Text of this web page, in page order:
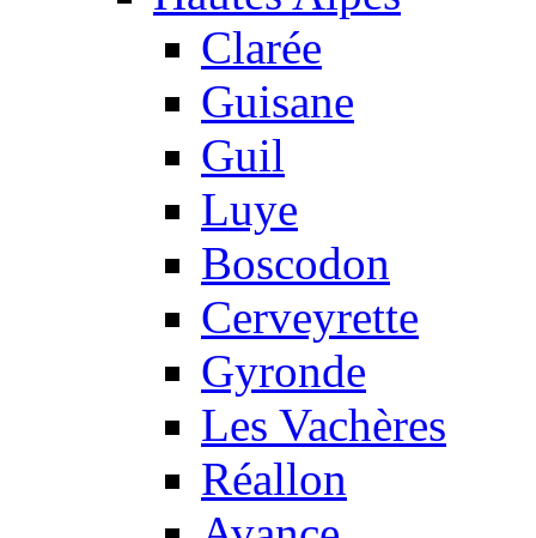
Clarée
Guisane
Guil
Luye
Boscodon
Cerveyrette
Gyronde
Les Vachères
Réallon